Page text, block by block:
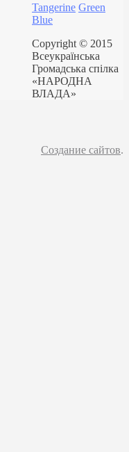
Tangerine Green
Blue
Copyright © 2015
Всеукраїнська
Громадська спілка
«НАРОДНА
ВЛАДА»
Создание сайтов.